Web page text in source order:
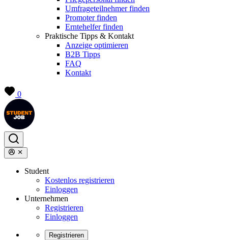
Umfrageteilnehmer finden
Promoter finden
Erntehelfer finden
Praktische Tipps & Kontakt
Anzeige optimieren
B2B Tipps
FAQ
Kontakt
0
Student
Kostenlos registrieren
Einloggen
Unternehmen
Registrieren
Einloggen
Registrieren